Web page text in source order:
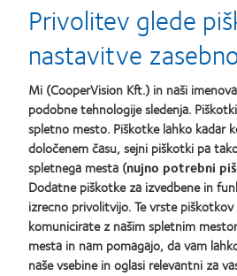
Workplaces
in
the
Bay
Area
2011
Healthiest
Employers
in
the
Bay
Area
Naši izdelki
Poiščite svoje kontaktne
Tehnologija kontaktnih leč
Najdite Optika
Privolitev glede
nastavitve
Mi (CooperVision Kft.) in naši
podobne tehnologije sledenja.
spletno mesto. Piškotke lahko kadar
določenem času, sejni piškotki pa
spletnega mesta (nujno potrebni
Dodatne piškotke za izvedbene in
izrecno privolitvijo. Te vrste
komunicirate z našim spletnim
mesta in nam pomagajo, da vam
naše vsebine in oglasi relevantni za